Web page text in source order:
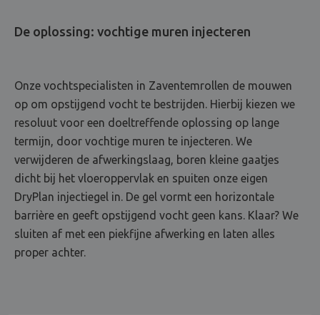
De oplossing: vochtige muren injecteren
Onze vochtspecialisten in Zaventemrollen de mouwen
op om opstijgend vocht te bestrijden. Hierbij kiezen we
resoluut voor een doeltreffende oplossing op lange
termijn, door vochtige muren te injecteren. We
verwijderen de afwerkingslaag, boren kleine gaatjes
dicht bij het vloeroppervlak en spuiten onze eigen
DryPlan injectiegel in. De gel vormt een horizontale
barrière en geeft opstijgend vocht geen kans. Klaar? We
sluiten af met een piekfijne afwerking en laten alles
proper achter.